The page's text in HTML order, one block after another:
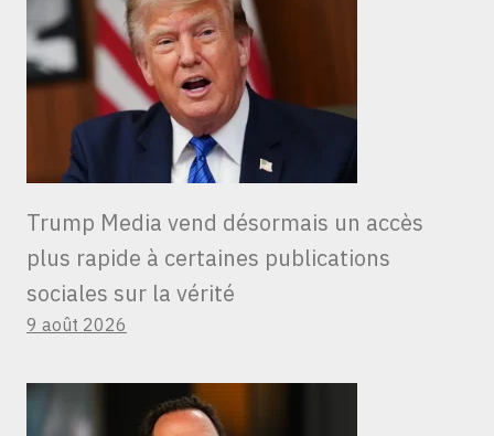
Trump Media vend désormais un accès
plus rapide à certaines publications
sociales sur la vérité
9 août 2026